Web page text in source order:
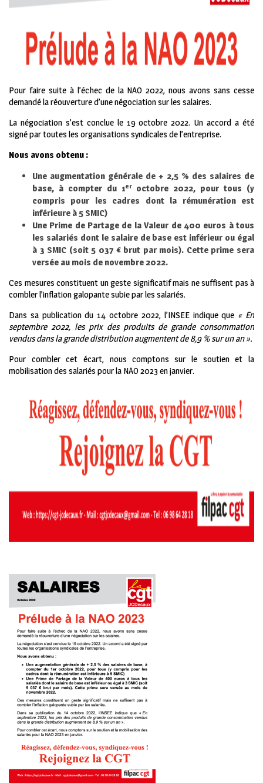
Pour faire suite à l’échec de la NAO 2022, nous avons sans cesse
demandé la réouverture d’une négociation sur les salaires.
La négociation s’est conclue le 19 octobre 2022. Un accord a été
signé par toutes les organisations syndicales de l’entreprise.
Nous avons obtenu :
Une augmentation générale de + 2,5 % des salaires de
base, à compter du 1er octobre 2022, pour tous (y
compris pour les cadres dont la rémunération est
inférieure à 5 SMIC)
Une Prime de Partage de la Valeur de 400 euros à tous
les salariés dont le salaire de base est inférieur ou égal
à 3 SMIC (soit 5 037 € brut par mois). Cette prime sera
versée au mois de novembre 2022.
Ces mesures constituent un geste significatif mais ne suffisent pas à
combler l’inflation galopante subie par les salariés.
Dans sa publication du 14 octobre 2022, l’INSEE indique que « En
septembre 2022, les prix des produits de grande consommation
vendus dans la grande distribution augmentent de 8,9 % sur un an ».
Pour combler cet écart, nous comptons sur le soutien et la
mobilisation des salariés pour la NAO 2023 en janvier.